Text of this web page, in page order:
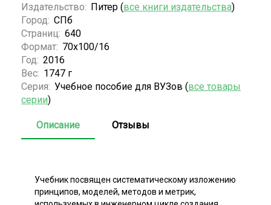
Издательство: Питер (все книги издательства)
Город: СПб
Страниц: 640
Формат: 70х100/16
Год: 2016
Вес: 1747 г
Серия: Учебное пособие для ВУЗов (все товары
серии)
Описание Отзывы
Учебник посвящен систематическому изложению
принципов, моделей, методов и метрик,